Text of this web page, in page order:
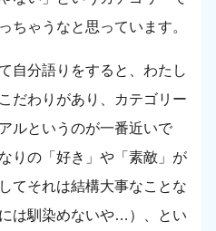
ちゃうなと思っています。
自分語りをすると、わたし
だわりがあり、カテゴリー
ルというのが一番近いで
りの「好き」や「素敵」が
てそれは結構大事なことな
は馴染めないや…）、とい